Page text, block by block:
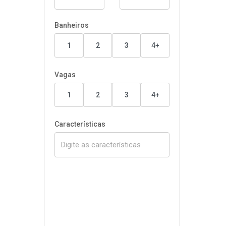
Banheiros
1 2 3 4+
Vagas
1 2 3 4+
Características